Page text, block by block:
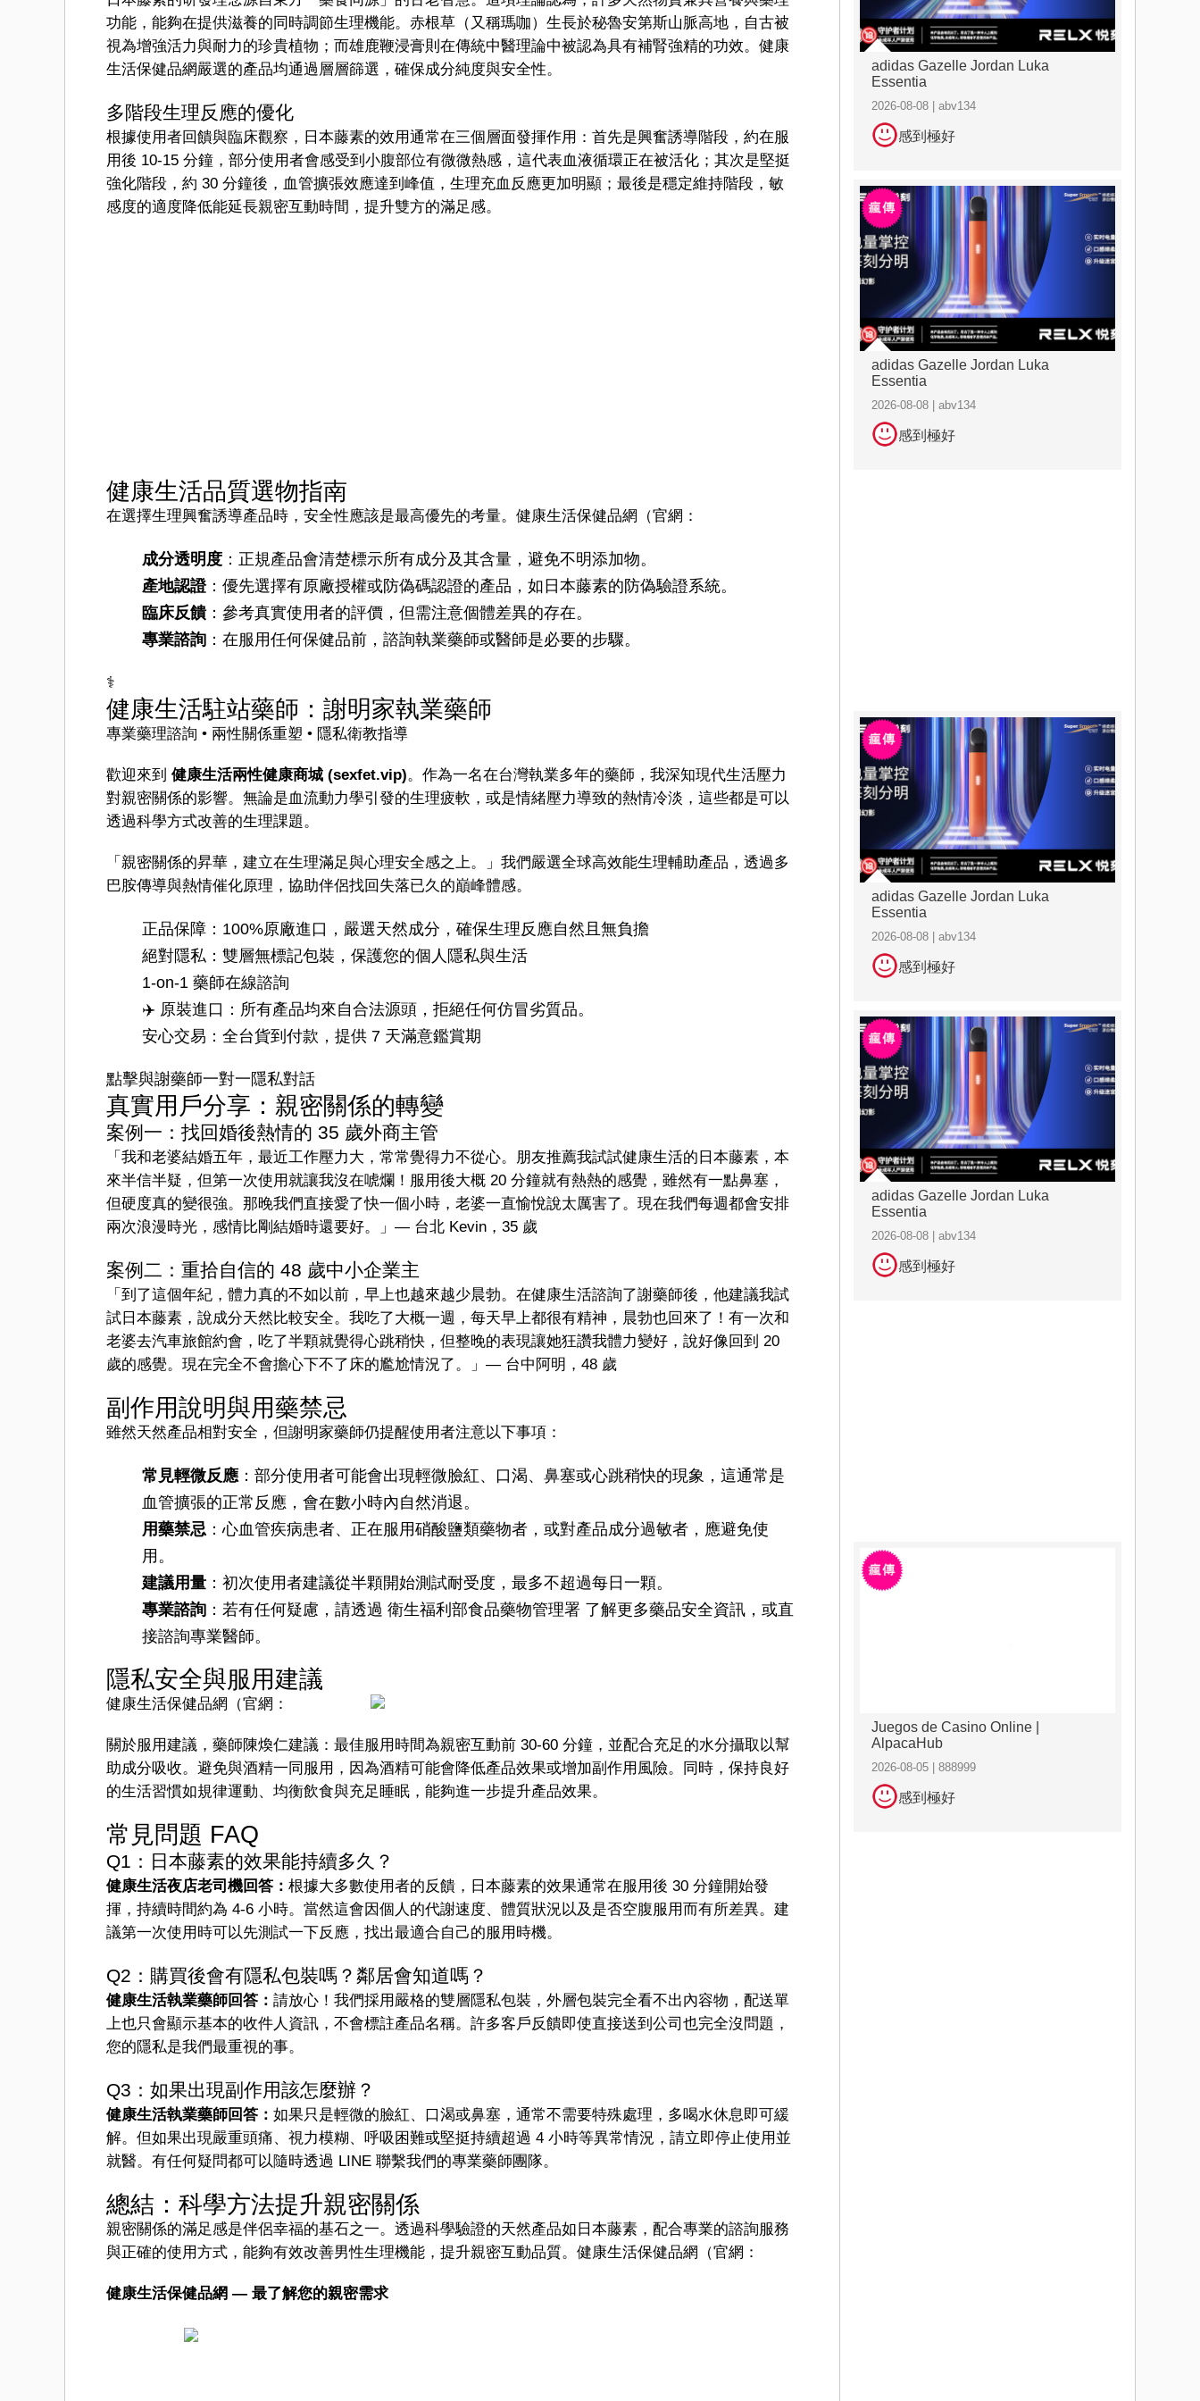
功能，能夠在提供滋養的同時調節生理機能。赤根草（又稱瑪咖）生長於秘魯安第斯山脈高地，自古被
視為增強活力與耐力的珍貴植物；而雄鹿鞭浸膏則在傳統中醫理論中被認為具有補腎強精的功效。健康
生活保健品網嚴選的產品均通過層層篩選，確保成分純度與安全性。
多階段生理反應的優化
根據使用者回饋與臨床觀察，日本藤素的效用通常在三個層面發揮作用：首先是興奮誘導階段，約在服
用後 10-15 分鐘，部分使用者會感受到小腹部位有微微熱感，這代表血液循環正在被活化；其次是堅挺
強化階段，約 30 分鐘後，血管擴張效應達到峰值，生理充血反應更加明顯；最後是穩定維持階段，敏
感度的適度降低能延長親密互動時間，提升雙方的滿足感。
健康生活品質選物指南
在選擇生理興奮誘導產品時，安全性應該是最高優先的考量。健康生活保健品網（官網：
成分透明度 ：正規產品會清楚標示所有成分及其含量，避免不明添加物。
產地認證：優先選擇有原廠授權或防偽碼認證的產品，如日本藤素的防偽驗證系統。
臨床反饋：參考真實使用者的評價，但需注意個體差異的存在。
專業諮詢 ：在服用任何保健品前，諮詢執業藥師或醫師是必要的步驟。
‍⚕️
健康生活駐站藥師：謝明家執業藥師
專業藥理諮詢 • 兩性關係重塑 • 隱私衛教指導
歡迎來到 健康生活兩性健康商城 (sexfet.vip)。作為一名在台灣執業多年的藥師，我深知現代生活壓力
對親密關係的影響。無論是血流動力學引發的生理疲軟，或是情緒壓力導致的熱情冷淡，這些都是可以
透過科學方式改善的生理課題。
「親密關係的昇華，建立在生理滿足與心理安全感之上。」我們嚴選全球高效能生理輔助產品，透過多
巴胺傳導與熱情催化原理，協助伴侶找回失落已久的巔峰體感。
️正品保障：100%原廠進口，嚴選天然成分，確保生理反應自然且無負擔
絕對隱私：雙層無標記包裝，保護您的個人隱私與生活
1-on-1 藥師在線諮詢
✈️ 原裝進口：所有產品均來自合法源頭，拒絕任何仿冒劣質品。
安心交易：全台貨到付款，提供 7 天滿意鑑賞期
點擊與謝藥師一對一隱私對話
真實用戶分享：親密關係的轉變
案例一：找回婚後熱情的 35 歲外商主管
「我和老婆結婚五年，最近工作壓力大，常常覺得力不從心。朋友推薦我試試健康生活的日本藤素，本
來半信半疑，但第一次使用就讓我沒在唬爛！服用後大概 20 分鐘就有熱熱的感覺，雖然有一點鼻塞，
但硬度真的變很強。那晚我們直接愛了快一個小時，老婆一直愉悅說太厲害了。現在我們每週都會安排
兩次浪漫時光，感情比剛結婚時還要好。」— 台北 Kevin，35 歲
案例二：重拾自信的 48 歲中小企業主
「到了這個年紀，體力真的不如以前，早上也越來越少晨勃。在健康生活諮詢了謝藥師後，他建議我試
試日本藤素，說成分天然比較安全。我吃了大概一週，每天早上都很有精神，晨勃也回來了！有一次和
老婆去汽車旅館約會，吃了半顆就覺得心跳稍快，但整晚的表現讓她狂讚我體力變好，說好像回到 20
歲的感覺。現在完全不會擔心下不了床的尷尬情況了。」— 台中阿明，48 歲
副作用說明與用藥禁忌
雖然天然產品相對安全，但謝明家藥師仍提醒使用者注意以下事項：
常見輕微反應 ：部分使用者可能會出現輕微臉紅、口渴、鼻塞或心跳稍快的現象，這通常是
血管擴張的正常反應，會在數小時內自然消退。
用藥禁忌 ：心血管疾病患者、正在服用硝酸鹽類藥物者，或對產品成分過敏者，應避免使
用。
建議用量 ：初次使用者建議從半顆開始測試耐受度，最多不超過每日一顆。
專業諮詢 ：若有任何疑慮，請透過 衛生福利部食品藥物管理署 了解更多藥品安全資訊，或直
接諮詢專業醫師。
隱私安全與服用建議
健康生活保健品網（官網：
關於服用建議，藥師陳煥仁建議：最佳服用時間為親密互動前 30-60 分鐘，並配合充足的水分攝取以幫
助成分吸收。避免與酒精一同服用，因為酒精可能會降低產品效果或增加副作用風險。同時，保持良好
的生活習慣如規律運動、均衡飲食與充足睡眠，能夠進一步提升產品效果。
常見問題 FAQ
Q1：日本藤素的效果能持續多久？
健康生活夜店老司機回答： 根據大多數使用者的反饋，日本藤素的效果通常在服用後 30 分鐘開始發
揮，持續時間約為 4-6 小時。當然這會因個人的代謝速度、體質狀況以及是否空腹服用而有所差異。建
議第一次使用時可以先測試一下反應，找出最適合自己的服用時機。
Q2：購買後會有隱私包裝嗎？鄰居會知道嗎？
健康生活執業藥師回答： 請放心！我們採用嚴格的雙層隱私包裝，外層包裝完全看不出內容物，配送單
上也只會顯示基本的收件人資訊，不會標註產品名稱。許多客戶反饋即使直接送到公司也完全沒問題，
您的隱私是我們最重視的事。
Q3：如果出現副作用該怎麼辦？
健康生活執業藥師回答： 如果只是輕微的臉紅、口渴或鼻塞，通常不需要特殊處理，多喝水休息即可緩
解。但如果出現嚴重頭痛、視力模糊、呼吸困難或堅挺持續超過 4 小時等異常情況，請立即停止使用並
就醫。有任何疑問都可以隨時透過 LINE 聯繫我們的專業藥師團隊。
總結：科學方法提升親密關係
親密關係的滿足感是伴侶幸福的基石之一。透過科學驗證的天然產品如日本藤素，配合專業的諮詢服務
與正確的使用方式，能夠有效改善男性生理機能，提升親密互動品質。健康生活保健品網（官網：
健康生活保健品網 — 最了解您的親密需求
adidas Gazelle Jordan Luka
Essentia
2026-08-08 | abv134
感到極好
adidas Gazelle Jordan Luka
Essentia
2026-08-08 | abv134
感到極好
adidas Gazelle Jordan Luka
Essentia
2026-08-08 | abv134
感到極好
adidas Gazelle Jordan Luka
Essentia
2026-08-08 | abv134
感到極好
Juegos de Casino Online |
AlpacaHub
2026-08-05 | 888999
感到極好